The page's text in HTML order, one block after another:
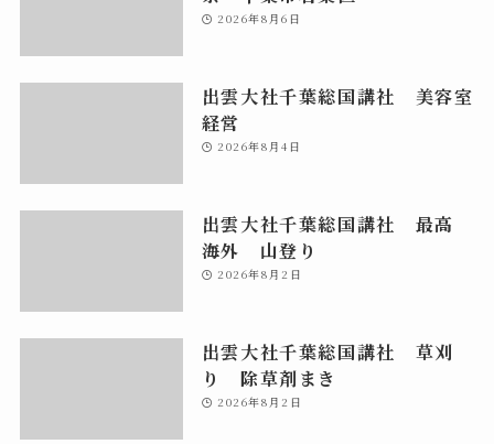
2026年8月6日
出雲大社千葉総国講社 美容室
経営
2026年8月4日
出雲大社千葉総国講社 最高
海外 山登り
2026年8月2日
出雲大社千葉総国講社 草刈
り 除草剤まき
2026年8月2日